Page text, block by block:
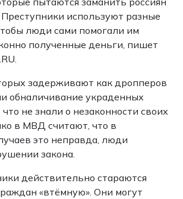
используют разные
люди сами помогали им
полученные деньги, пишет
задерживают как дропперов
обналичивание украденных
что не знали о незаконности своих
в МВД считают, что в
это неправда, люди
закона.
действительно стараются
«втёмную». Они могут